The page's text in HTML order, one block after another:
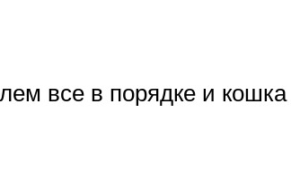
все в порядке и